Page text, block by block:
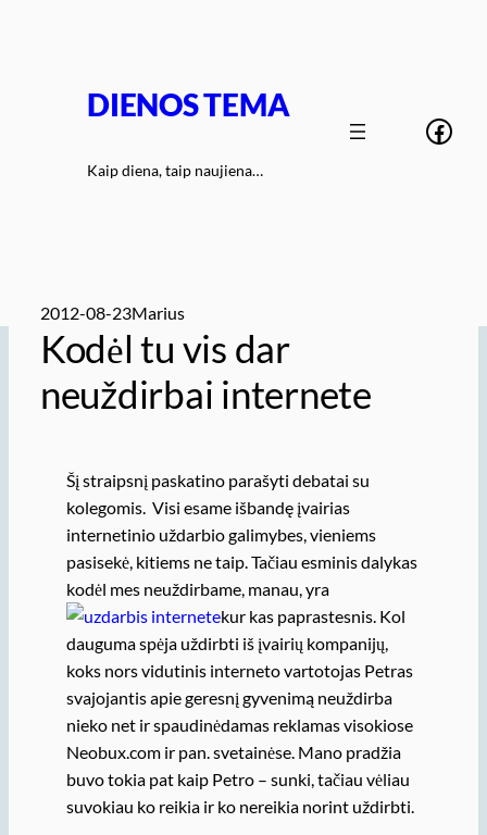
DIENOS TEMA
Kaip diena, taip naujiena…
2012-08-23Marius
Kodėl tu vis dar
neuždirbai internete
Šį straipsnį paskatino parašyti debatai su
kolegomis. Visi esame išbandę įvairias
internetinio uždarbio galimybes, vieniems
pasisekė, kitiems ne taip. Tačiau esminis dalykas
kodėl mes neuždirbame, manau, yra
kur kas paprastesnis. Kol
dauguma spėja uždirbti iš įvairių kompanijų,
koks nors vidutinis interneto vartotojas Petras
svajojantis apie geresnį gyvenimą neuždirba
nieko net ir spaudinėdamas reklamas visokiose
Neobux.com ir pan. svetainėse. Mano pradžia
buvo tokia pat kaip Petro – sunki, tačiau vėliau
suvokiau ko reikia ir ko nereikia norint uždirbti.